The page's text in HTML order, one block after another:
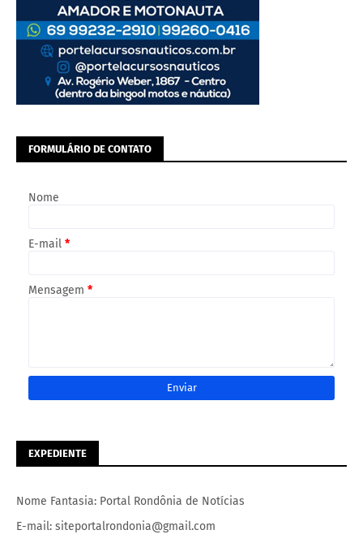
FORMULÁRIO DE CONTATO
Nome
E-mail *
Mensagem *
EXPEDIENTE
Nome Fantasia: Portal Rondônia de Notícias
E-mail: siteportalrondonia@gmail.com